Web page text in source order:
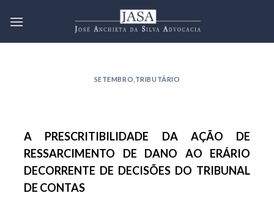
SETEMBRO TRIBUTÁRIO
A PRESCRITIBILIDADE DA AÇÃO DE
RESSARCIMENTO DE DANO AO ERÁRIO
DECORRENTE DE DECISÕES DO TRIBUNAL
DE CONTAS